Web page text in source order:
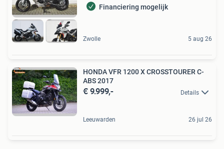
Financiering mogelijk
Zwolle 5 aug 26
HONDA VFR 1200 X CROSSTOURER C-
ABS 2017
€ 9.999,- Details
Leeuwarden 26 jul 26